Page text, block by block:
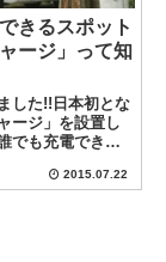
きるスポット
ージ」って知
した!!日本初とな
ージ」を設置し
でも充電できる
なのでスマホす
、皆さん仲良く
2015.07.22